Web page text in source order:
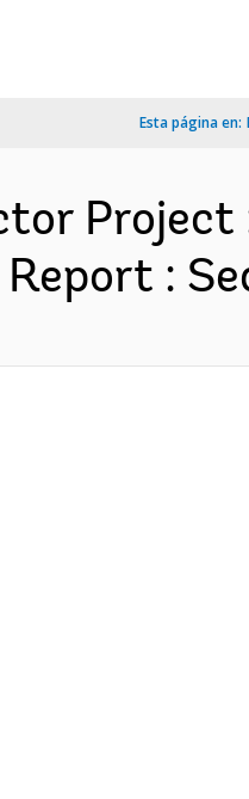
Esta página en:
Project
: